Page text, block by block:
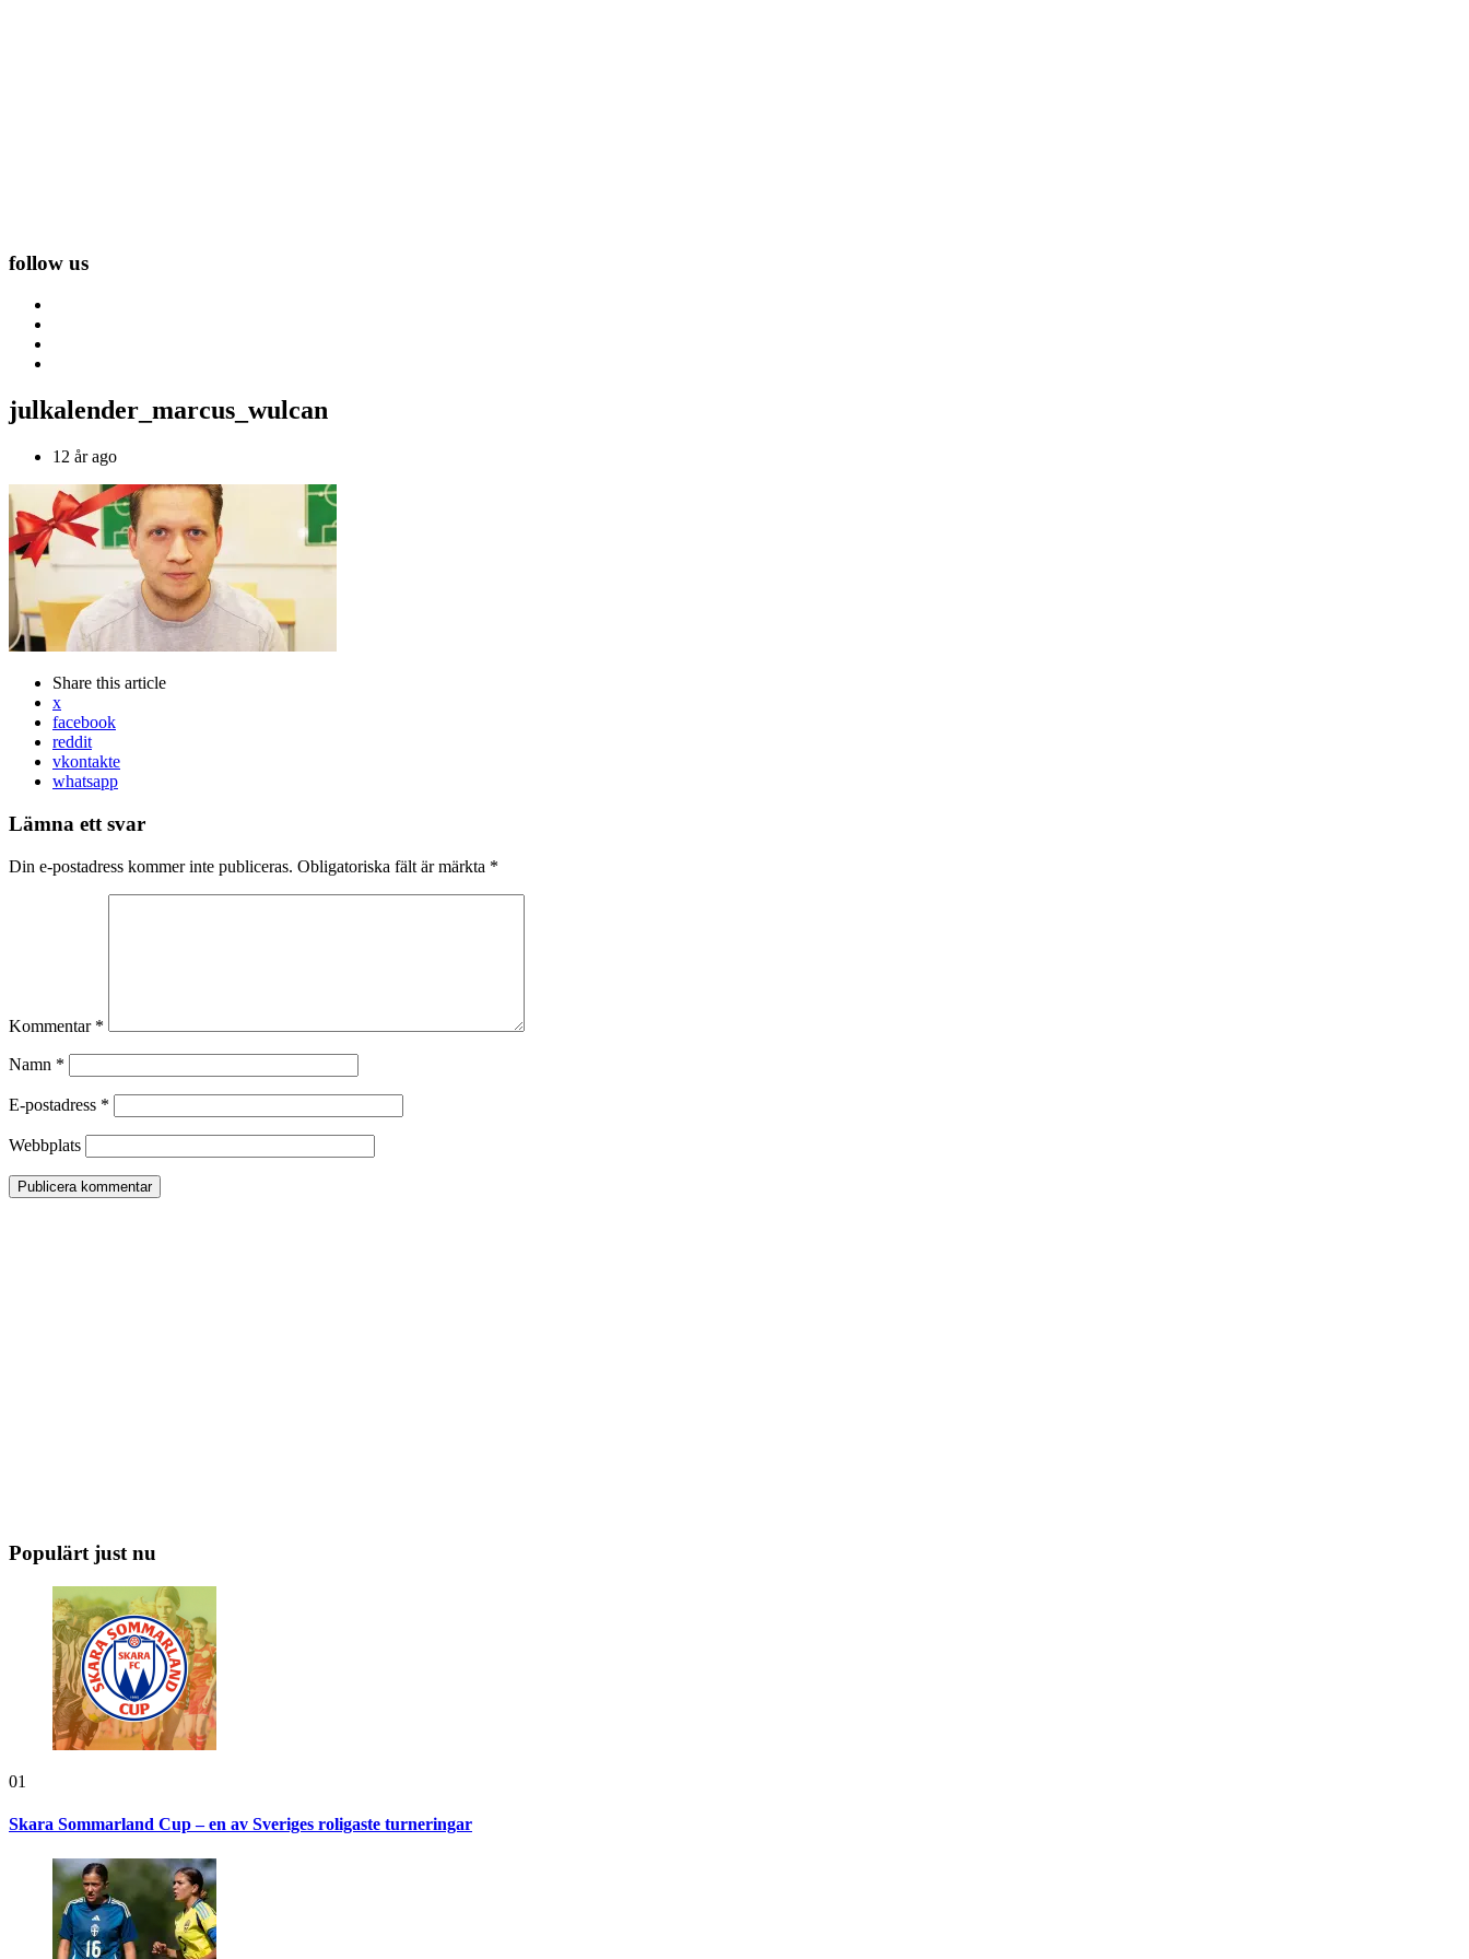
follow us
julkalender_marcus_wulcan
12 år ago
Share this article
x
facebook
reddit
vkontakte
whatsapp
Lämna ett svar
Din e-postadress kommer inte publiceras. Obligatoriska fält är märkta *
Kommentar *
Namn *
E-postadress *
Webbplats
Populärt just nu
01
Skara Sommarland Cup – en av Sveriges roligaste turneringar